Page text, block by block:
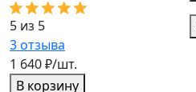
5 из 5
3отзыва
1 640 ₽/шт.
В корзину